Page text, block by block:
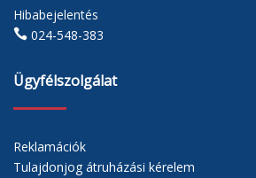
Hibabejelentés
 024-548-383
Ügyfélszolgálat
Reklamációk
Tulajdonjog átruházási kérelem